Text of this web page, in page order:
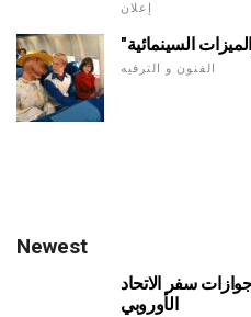
إعلان
السينمائية
الفنون و الترفيه
Newest
سفر الاتحاد
الأوروبي